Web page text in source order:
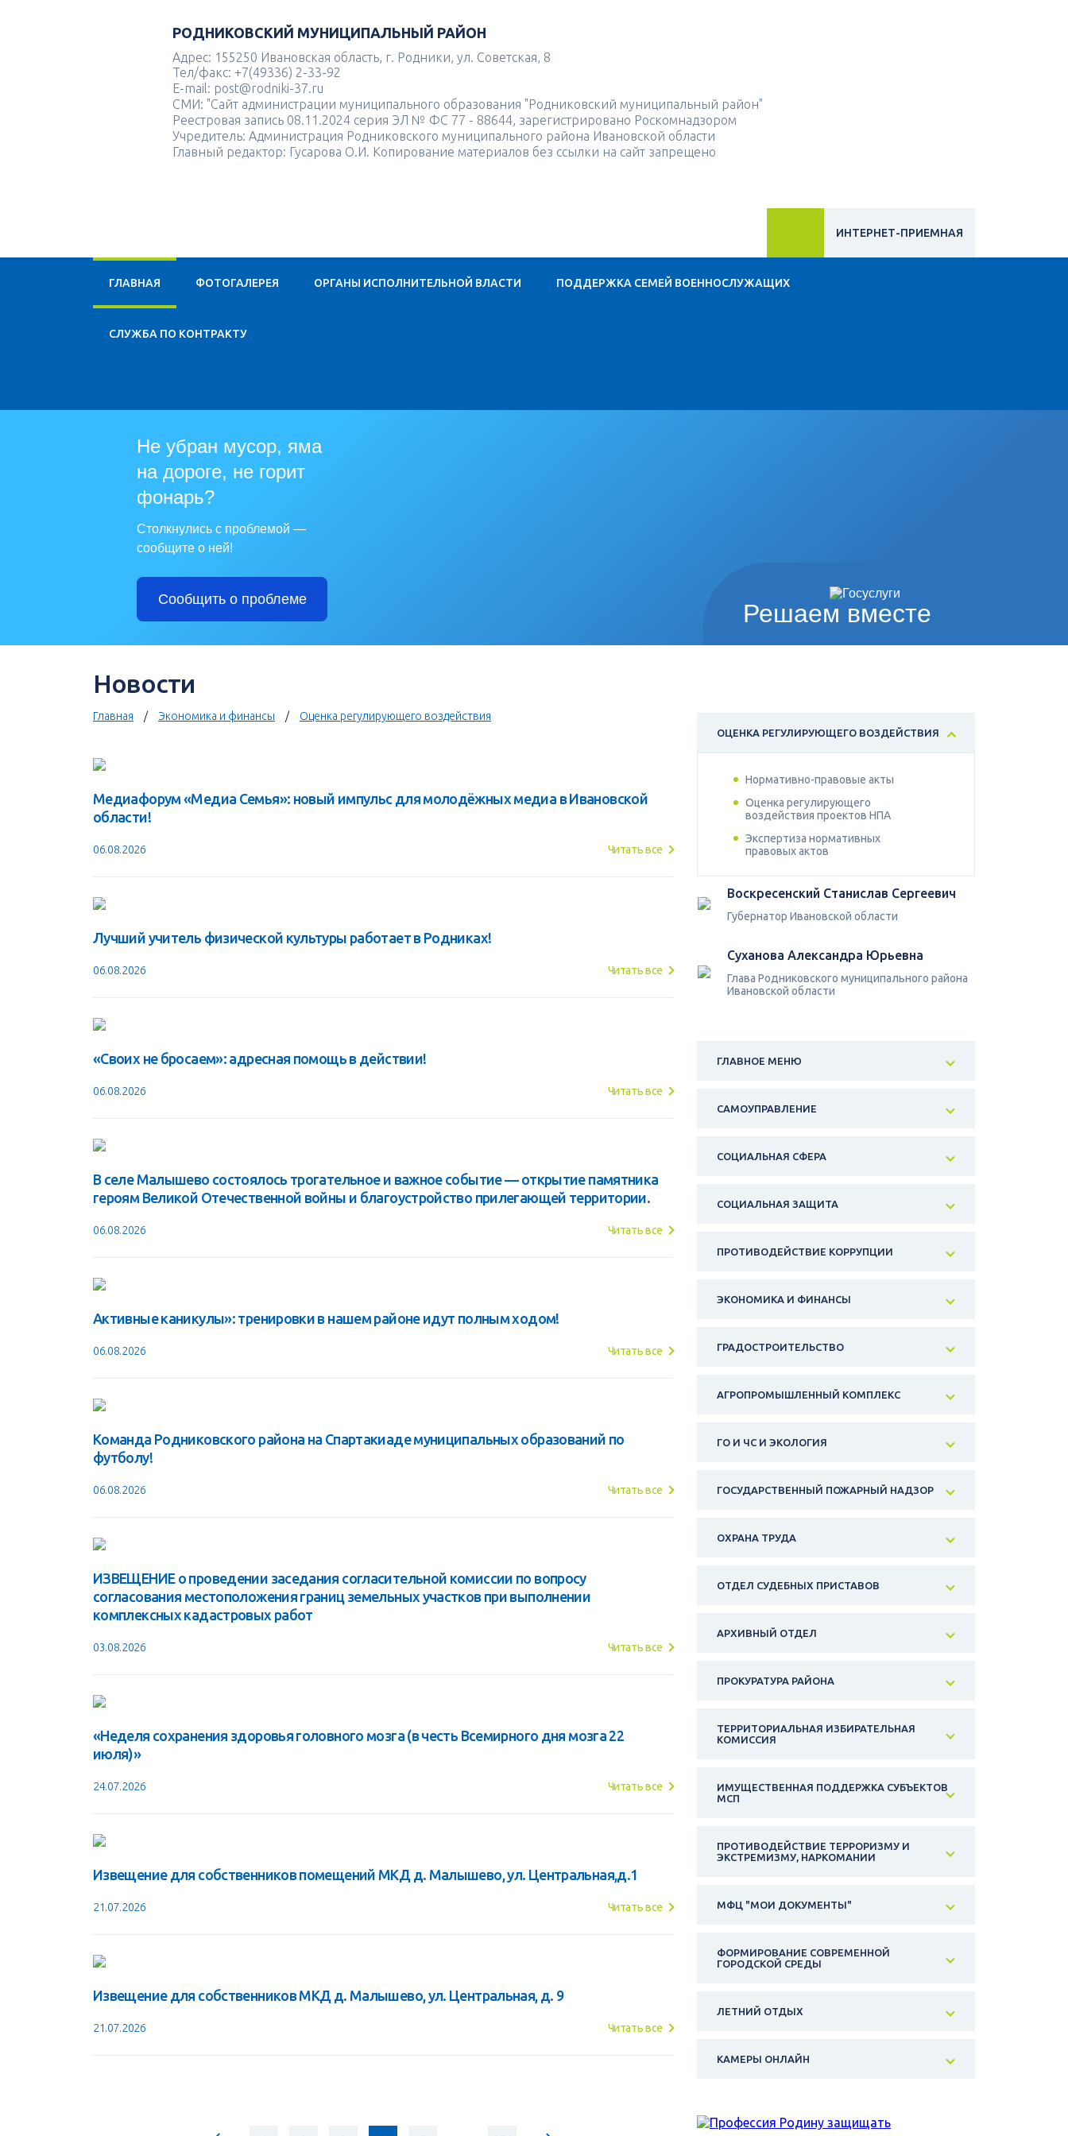
РОДНИКОВСКИЙ МУНИЦИПАЛЬНЫЙ РАЙОН
Адрес: 155250 Ивановская область, г. Родники, ул. Советская, 8
Тел/факс: +7(49336) 2-33-92
E-mail: post@rodniki-37.ru
СМИ: "Сайт администрации муниципального образования "Родниковский муниципальный район"
Реестровая запись 08.11.2024 серия ЭЛ № ФС 77 - 88644, зарегистрировано Роскомнадзором
Учредитель: Администрация Родниковского муниципального района Ивановской области
Главный редактор: Гусарова О.И. Копирование материалов без ссылки на сайт запрещено
ИНТЕРНЕТ-ПРИЕМНАЯ
ГЛАВНАЯ ФОТОГАЛЕРЕЯ ОРГАНЫ ИСПОЛНИТЕЛЬНОЙ ВЛАСТИ ПОДДЕРЖКА СЕМЕЙ ВОЕННОСЛУЖАЩИХ
CЛУЖБА ПО КОНТРАКТУ
Решаем вместе
Не убран мусор, яма
на дороге, не горит
фонарь?
Столкнулись с проблемой —
сообщите о ней!
Сообщить о проблеме
Новости
Главная Экономика и финансы Оценка регулирующего воздействия
Медиафорум «Медиа Семья»: новый импульс для молодёжных медиа в Ивановской
области!
06.08.2026 Читать все
Лучший учитель физической культуры работает в Родниках!
06.08.2026 Читать все
«Своих не бросаем»: адресная помощь в действии!
06.08.2026 Читать все
В селе Малышево состоялось трогательное и важное событие — открытие памятника
героям Великой Отечественной войны и благоустройство прилегающей территории.
06.08.2026 Читать все
Активные каникулы»: тренировки в нашем районе идут полным ходом!
06.08.2026 Читать все
Команда Родниковского района на Спартакиаде муниципальных образований по
футболу!
06.08.2026 Читать все
ИЗВЕЩЕНИЕ о проведении заседания согласительной комиссии по вопросу
согласования местоположения границ земельных участков при выполнении
комплексных кадастровых работ
03.08.2026 Читать все
«Неделя сохранения здоровья головного мозга (в честь Всемирного дня мозга 22
июля)»
24.07.2026 Читать все
Извещение для собственников помещений МКД д. Малышево, ул. Центральная,д.1
21.07.2026 Читать все
Извещение для собственников МКД д. Малышево, ул. Центральная, д. 9
21.07.2026 Читать все
ОЦЕНКА РЕГУЛИРУЮЩЕГО ВОЗДЕЙСТВИЯ
Нормативно-правовые акты
Оценка регулирующего
воздействия проектов НПА
Экспертиза нормативных
правовых актов
Воскресенский Станислав Сергеевич
Губернатор Ивановской области
Суханова Александра Юрьевна
Глава Родниковского муниципального района
Ивановской области
ГЛАВНОЕ МЕНЮ
САМОУПРАВЛЕНИЕ
СОЦИАЛЬНАЯ СФЕРА
СОЦИАЛЬНАЯ ЗАЩИТА
ПРОТИВОДЕЙСТВИЕ КОРРУПЦИИ
ЭКОНОМИКА И ФИНАНСЫ
ГРАДОСТРОИТЕЛЬСТВО
АГРОПРОМЫШЛЕННЫЙ КОМПЛЕКС
ГО И ЧС И ЭКОЛОГИЯ
ГОСУДАРСТВЕННЫЙ ПОЖАРНЫЙ НАДЗОР
ОХРАНА ТРУДА
ОТДЕЛ СУДЕБНЫХ ПРИСТАВОВ
АРХИВНЫЙ ОТДЕЛ
ПРОКУРАТУРА РАЙОНА
ТЕРРИТОРИАЛЬНАЯ ИЗБИРАТЕЛЬНАЯ
КОМИССИЯ
ИМУЩЕСТВЕННАЯ ПОДДЕРЖКА СУБЪЕКТОВ
МСП
ПРОТИВОДЕЙСТВИЕ ТЕРРОРИЗМУ И
ЭКСТРЕМИЗМУ, НАРКОМАНИИ
МФЦ "МОИ ДОКУМЕНТЫ"
ФОРМИРОВАНИЕ СОВРЕМЕННОЙ
ГОРОДСКОЙ СРЕДЫ
ЛЕТНИЙ ОТДЫХ
КАМЕРЫ ОНЛАЙН